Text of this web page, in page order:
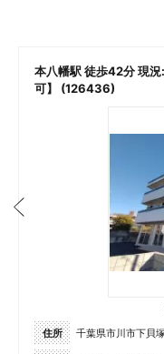
本八幡駅 徒歩42分 現
可】 (126436)
住所
千葉県市川市下貝